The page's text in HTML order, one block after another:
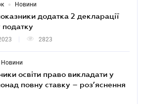
• Новини
додатка 2 декларації
2823
Новини
освіти право викладати у
повну ставку – роз’яснення